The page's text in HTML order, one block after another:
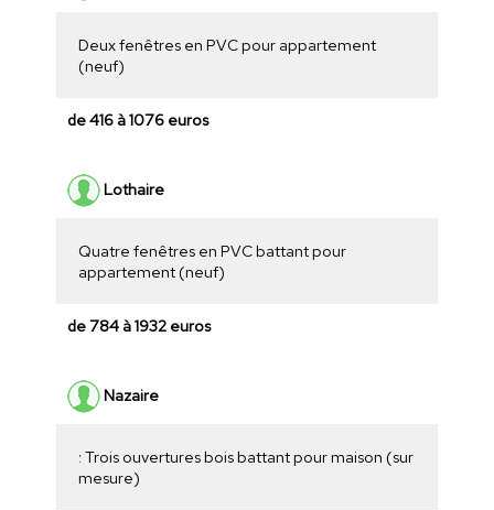
Deux fenêtres en PVC pour appartement
(neuf)
de 416 à 1076 euros
Lothaire
Quatre fenêtres en PVC battant pour
appartement (neuf)
de 784 à 1932 euros
Nazaire
: Trois ouvertures bois battant pour maison (sur
mesure)